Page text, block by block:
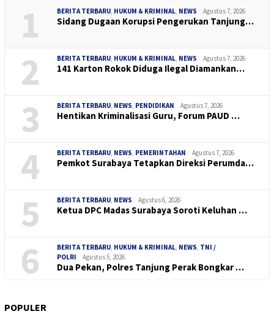
1 BERITA TERBARU, HUKUM & KRIMINAL, NEWS Agustus 7, 2026
Sidang Dugaan Korupsi Pengerukan Tanjung…
2 BERITA TERBARU, HUKUM & KRIMINAL, NEWS Agustus 7, 2026
141 Karton Rokok Diduga Ilegal Diamankan…
3 BERITA TERBARU, NEWS, PENDIDIKAN Agustus 7, 2026
Hentikan Kriminalisasi Guru, Forum PAUD …
4 BERITA TERBARU, NEWS, PEMERINTAHAN Agustus 7, 2026
Pemkot Surabaya Tetapkan Direksi Perumda…
5 BERITA TERBARU, NEWS Agustus 6, 2026
Ketua DPC Madas Surabaya Soroti Keluhan …
6 BERITA TERBARU, HUKUM & KRIMINAL, NEWS, TNI /
POLRI
Agustus 5, 2026
Dua Pekan, Polres Tanjung Perak Bongkar …
POPULER